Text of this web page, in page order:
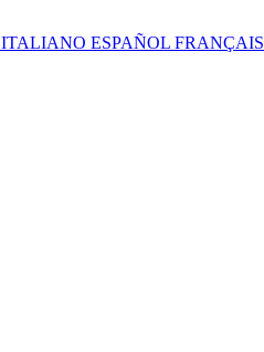
ITALIANO ESPAÑOL FRANÇAIS